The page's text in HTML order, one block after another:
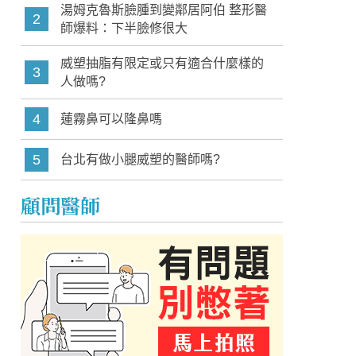
2
湯姆克魯斯臉腫到變鄰居阿伯 整形醫
師爆料：下半臉修很大
3
威塑抽脂有限定或只有適合什麼樣的
人做嗎?
4 蓮霧鼻可以隆鼻嗎
5 台北有做小腿威塑的醫師嗎?
顧問醫師